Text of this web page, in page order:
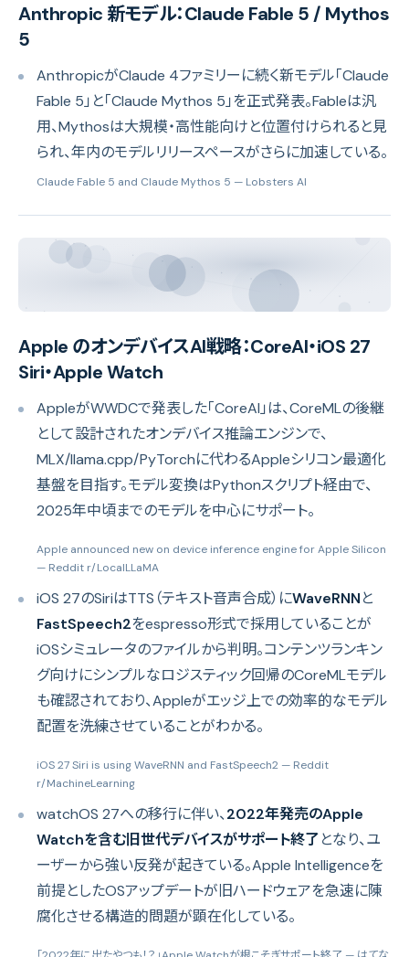
Anthropic 新モデル：Claude Fable 5 / Mythos
5
AnthropicがClaude 4ファミリーに続く新モデル「Claude
Fable 5」と「Claude Mythos 5」を正式発表。Fableは汎
用、Mythosは大規模・高性能向けと位置付けられると見
られ、年内のモデルリリースペースがさらに加速している。
Claude Fable 5 and Claude Mythos 5 — Lobsters AI
Apple のオンデバイスAI戦略：CoreAI・iOS 27
Siri・Apple Watch
AppleがWWDCで発表した「CoreAI」は、CoreMLの後継
として設計されたオンデバイス推論エンジンで、
MLX/llama.cpp/PyTorchに代わるAppleシリコン最適化
基盤を目指す。モデル変換はPythonスクリプト経由で、
2025年中頃までのモデルを中心にサポート。
Apple announced new on device inference engine for Apple Silicon
— Reddit r/LocalLLaMA
iOS 27のSiriはTTS（テキスト音声合成）にWaveRNNと
FastSpeech2をespresso形式で採用していることが
iOSシミュレータのファイルから判明。コンテンツランキン
グ向けにシンプルなロジスティック回帰のCoreMLモデル
も確認されており、Appleがエッジ上での効率的なモデル
配置を洗練させていることがわかる。
iOS 27 Siri is using WaveRNN and FastSpeech2 — Reddit
r/MachineLearning
watchOS 27への移行に伴い、2022年発売のApple
Watchを含む旧世代デバイスがサポート終了となり、ユ
ーザーから強い反発が起きている。Apple Intelligenceを
前提としたOSアップデートが旧ハードウェアを急速に陳
腐化させる構造的問題が顕在化している。